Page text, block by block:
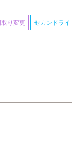
セカンドライ
り変更